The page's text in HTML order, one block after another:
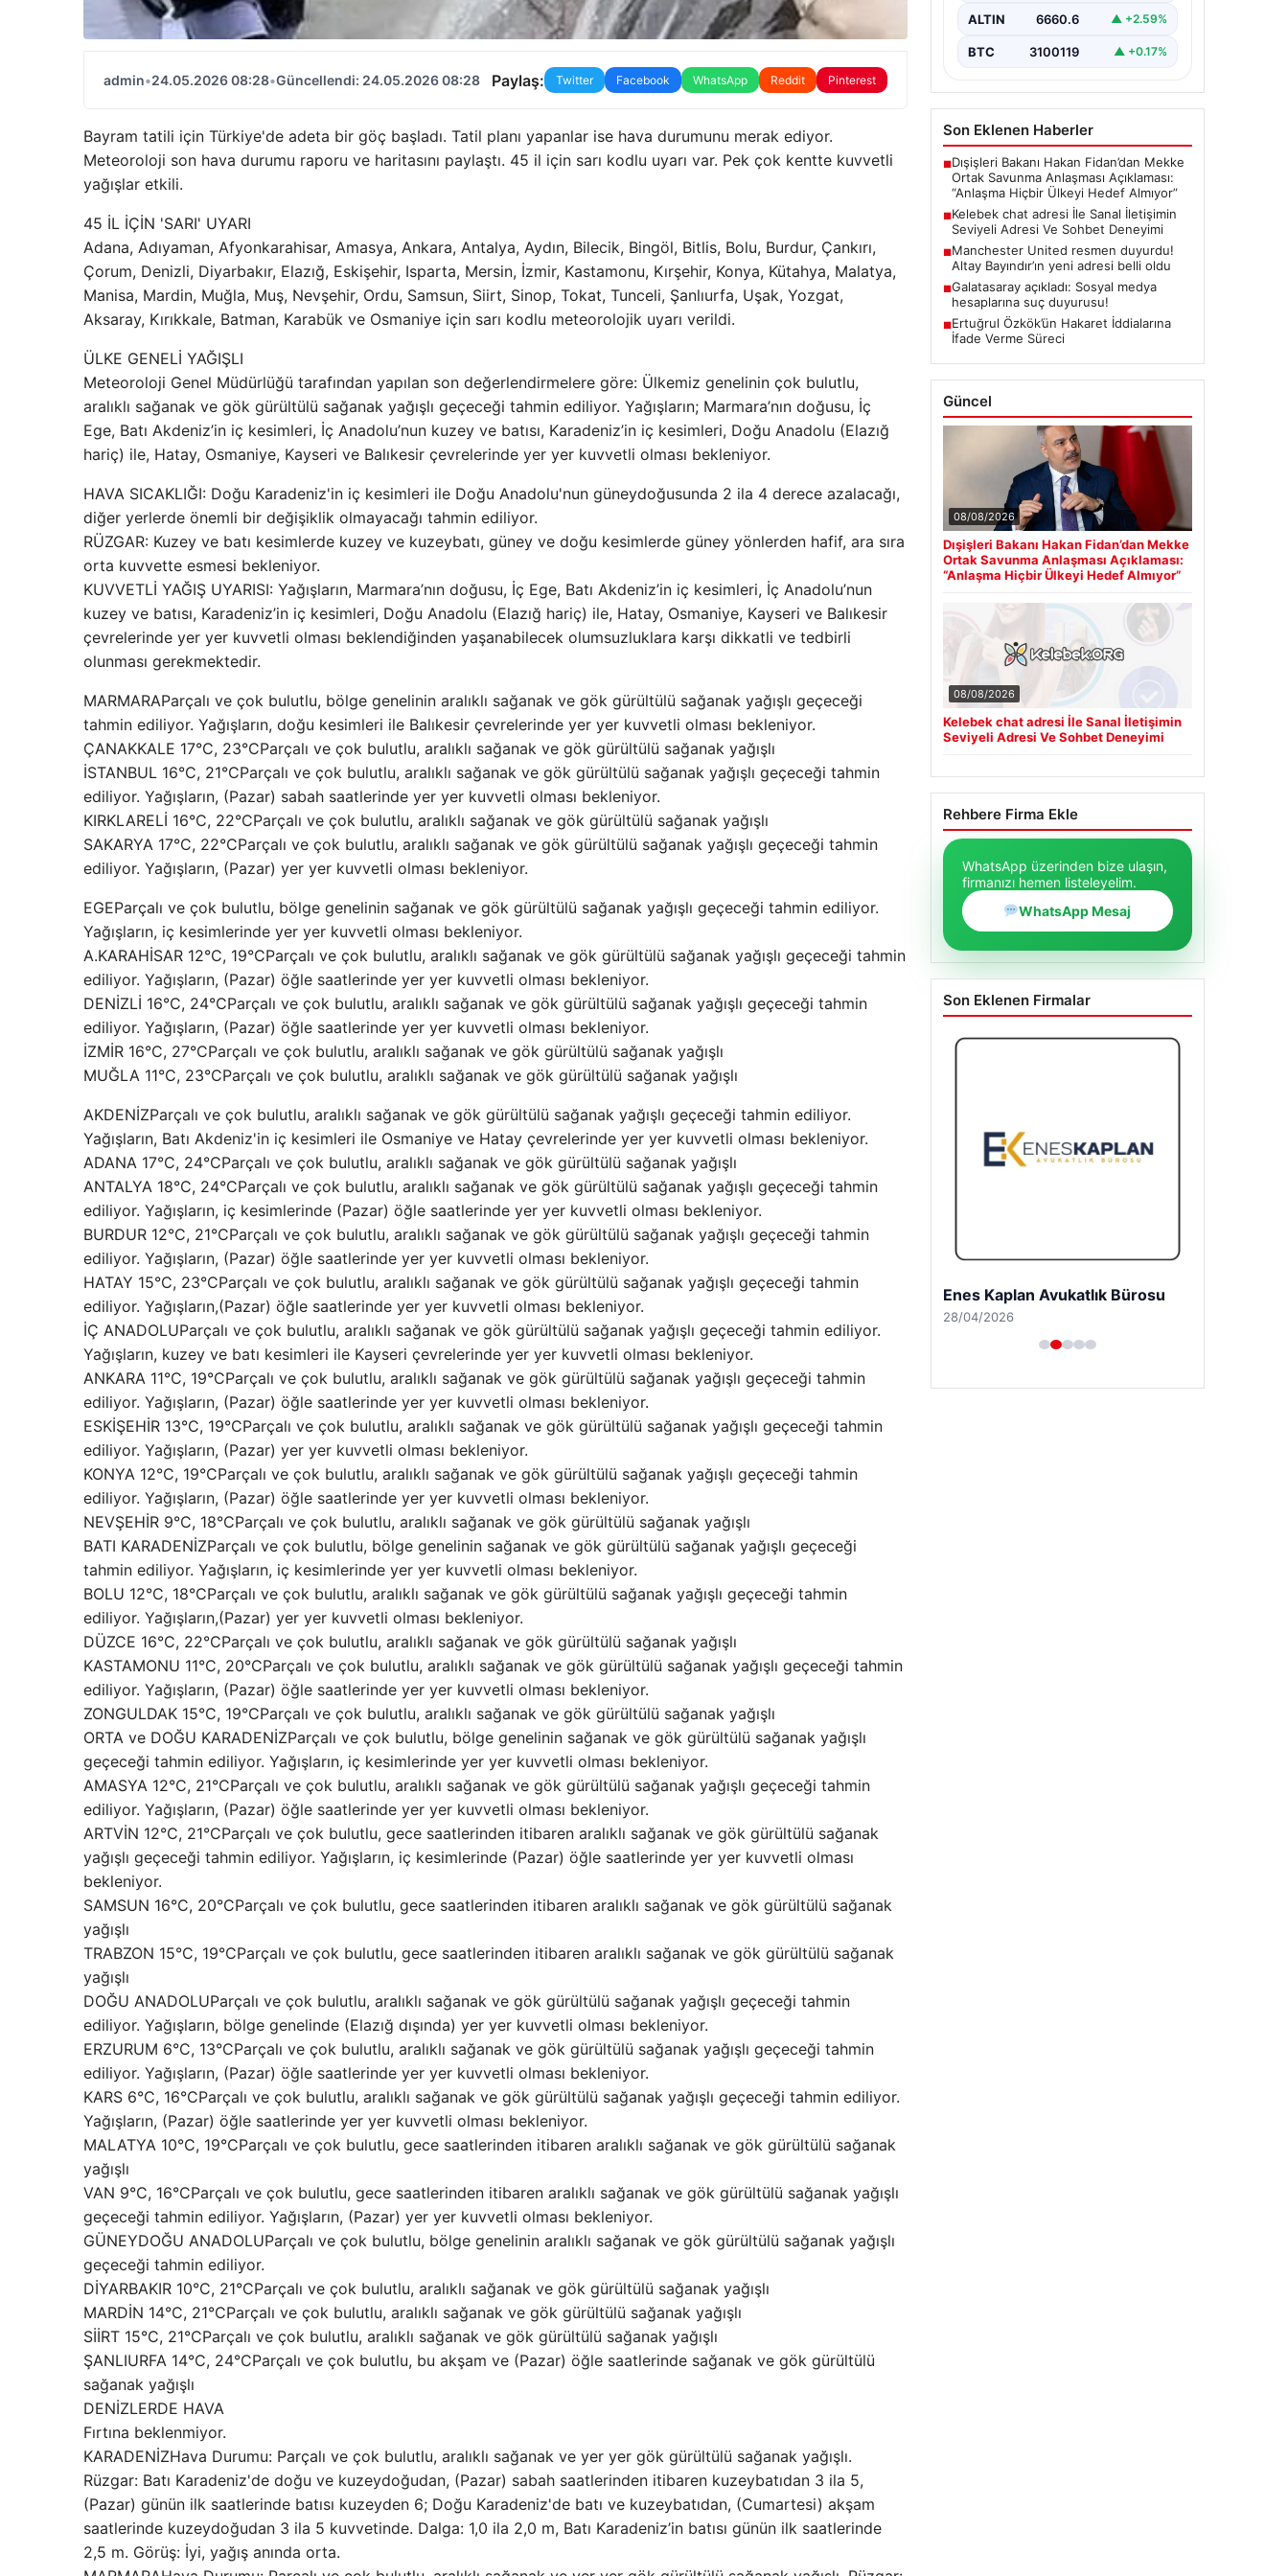
admin•24.05.2026 08:28•Güncellendi: 24.05.2026 08:28 Paylaş: Twitter Facebook WhatsApp Reddit Pinterest
Bayram tatili için Türkiye'de adeta bir göç başladı. Tatil planı yapanlar ise hava durumunu merak ediyor.
Meteoroloji son hava durumu raporu ve haritasını paylaştı. 45 il için sarı kodlu uyarı var. Pek çok kentte kuvvetli
yağışlar etkili.
45 İL İÇİN 'SARI' UYARI
Adana, Adıyaman, Afyonkarahisar, Amasya, Ankara, Antalya, Aydın, Bilecik, Bingöl, Bitlis, Bolu, Burdur, Çankırı,
Çorum, Denizli, Diyarbakır, Elazığ, Eskişehir, Isparta, Mersin, İzmir, Kastamonu, Kırşehir, Konya, Kütahya, Malatya,
Manisa, Mardin, Muğla, Muş, Nevşehir, Ordu, Samsun, Siirt, Sinop, Tokat, Tunceli, Şanlıurfa, Uşak, Yozgat,
Aksaray, Kırıkkale, Batman, Karabük ve Osmaniye için sarı kodlu meteorolojik uyarı verildi.
ÜLKE GENELİ YAĞIŞLI
Meteoroloji Genel Müdürlüğü tarafından yapılan son değerlendirmelere göre: Ülkemiz genelinin çok bulutlu,
aralıklı sağanak ve gök gürültülü sağanak yağışlı geçeceği tahmin ediliyor. Yağışların; Marmara’nın doğusu, İç
Ege, Batı Akdeniz’in iç kesimleri, İç Anadolu’nun kuzey ve batısı, Karadeniz’in iç kesimleri, Doğu Anadolu (Elazığ
hariç) ile, Hatay, Osmaniye, Kayseri ve Balıkesir çevrelerinde yer yer kuvvetli olması bekleniyor.
HAVA SICAKLIĞI: Doğu Karadeniz'in iç kesimleri ile Doğu Anadolu'nun güneydoğusunda 2 ila 4 derece azalacağı,
diğer yerlerde önemli bir değişiklik olmayacağı tahmin ediliyor.
RÜZGAR: Kuzey ve batı kesimlerde kuzey ve kuzeybatı, güney ve doğu kesimlerde güney yönlerden hafif, ara sıra
orta kuvvette esmesi bekleniyor.
KUVVETLİ YAĞIŞ UYARISI: Yağışların, Marmara’nın doğusu, İç Ege, Batı Akdeniz’in iç kesimleri, İç Anadolu’nun
kuzey ve batısı, Karadeniz’in iç kesimleri, Doğu Anadolu (Elazığ hariç) ile, Hatay, Osmaniye, Kayseri ve Balıkesir
çevrelerinde yer yer kuvvetli olması beklendiğinden yaşanabilecek olumsuzluklara karşı dikkatli ve tedbirli
olunması gerekmektedir.
MARMARAParçalı ve çok bulutlu, bölge genelinin aralıklı sağanak ve gök gürültülü sağanak yağışlı geçeceği
tahmin ediliyor. Yağışların, doğu kesimleri ile Balıkesir çevrelerinde yer yer kuvvetli olması bekleniyor.
ÇANAKKALE 17°C, 23°CParçalı ve çok bulutlu, aralıklı sağanak ve gök gürültülü sağanak yağışlı
İSTANBUL 16°C, 21°CParçalı ve çok bulutlu, aralıklı sağanak ve gök gürültülü sağanak yağışlı geçeceği tahmin
ediliyor. Yağışların, (Pazar) sabah saatlerinde yer yer kuvvetli olması bekleniyor.
KIRKLARELİ 16°C, 22°CParçalı ve çok bulutlu, aralıklı sağanak ve gök gürültülü sağanak yağışlı
SAKARYA 17°C, 22°CParçalı ve çok bulutlu, aralıklı sağanak ve gök gürültülü sağanak yağışlı geçeceği tahmin
ediliyor. Yağışların, (Pazar) yer yer kuvvetli olması bekleniyor.
EGEParçalı ve çok bulutlu, bölge genelinin sağanak ve gök gürültülü sağanak yağışlı geçeceği tahmin ediliyor.
Yağışların, iç kesimlerinde yer yer kuvvetli olması bekleniyor.
A.KARAHİSAR 12°C, 19°CParçalı ve çok bulutlu, aralıklı sağanak ve gök gürültülü sağanak yağışlı geçeceği tahmin
ediliyor. Yağışların, (Pazar) öğle saatlerinde yer yer kuvvetli olması bekleniyor.
DENİZLİ 16°C, 24°CParçalı ve çok bulutlu, aralıklı sağanak ve gök gürültülü sağanak yağışlı geçeceği tahmin
ediliyor. Yağışların, (Pazar) öğle saatlerinde yer yer kuvvetli olması bekleniyor.
İZMİR 16°C, 27°CParçalı ve çok bulutlu, aralıklı sağanak ve gök gürültülü sağanak yağışlı
MUĞLA 11°C, 23°CParçalı ve çok bulutlu, aralıklı sağanak ve gök gürültülü sağanak yağışlı
AKDENİZParçalı ve çok bulutlu, aralıklı sağanak ve gök gürültülü sağanak yağışlı geçeceği tahmin ediliyor.
Yağışların, Batı Akdeniz'in iç kesimleri ile Osmaniye ve Hatay çevrelerinde yer yer kuvvetli olması bekleniyor.
ADANA 17°C, 24°CParçalı ve çok bulutlu, aralıklı sağanak ve gök gürültülü sağanak yağışlı
ANTALYA 18°C, 24°CParçalı ve çok bulutlu, aralıklı sağanak ve gök gürültülü sağanak yağışlı geçeceği tahmin
ediliyor. Yağışların, iç kesimlerinde (Pazar) öğle saatlerinde yer yer kuvvetli olması bekleniyor.
BURDUR 12°C, 21°CParçalı ve çok bulutlu, aralıklı sağanak ve gök gürültülü sağanak yağışlı geçeceği tahmin
ediliyor. Yağışların, (Pazar) öğle saatlerinde yer yer kuvvetli olması bekleniyor.
HATAY 15°C, 23°CParçalı ve çok bulutlu, aralıklı sağanak ve gök gürültülü sağanak yağışlı geçeceği tahmin
ediliyor. Yağışların,(Pazar) öğle saatlerinde yer yer kuvvetli olması bekleniyor.
İÇ ANADOLUParçalı ve çok bulutlu, aralıklı sağanak ve gök gürültülü sağanak yağışlı geçeceği tahmin ediliyor.
Yağışların, kuzey ve batı kesimleri ile Kayseri çevrelerinde yer yer kuvvetli olması bekleniyor.
ANKARA 11°C, 19°CParçalı ve çok bulutlu, aralıklı sağanak ve gök gürültülü sağanak yağışlı geçeceği tahmin
ediliyor. Yağışların, (Pazar) öğle saatlerinde yer yer kuvvetli olması bekleniyor.
ESKİŞEHİR 13°C, 19°CParçalı ve çok bulutlu, aralıklı sağanak ve gök gürültülü sağanak yağışlı geçeceği tahmin
ediliyor. Yağışların, (Pazar) yer yer kuvvetli olması bekleniyor.
KONYA 12°C, 19°CParçalı ve çok bulutlu, aralıklı sağanak ve gök gürültülü sağanak yağışlı geçeceği tahmin
ediliyor. Yağışların, (Pazar) öğle saatlerinde yer yer kuvvetli olması bekleniyor.
NEVŞEHİR 9°C, 18°CParçalı ve çok bulutlu, aralıklı sağanak ve gök gürültülü sağanak yağışlı
BATI KARADENİZParçalı ve çok bulutlu, bölge genelinin sağanak ve gök gürültülü sağanak yağışlı geçeceği
tahmin ediliyor. Yağışların, iç kesimlerinde yer yer kuvvetli olması bekleniyor.
BOLU 12°C, 18°CParçalı ve çok bulutlu, aralıklı sağanak ve gök gürültülü sağanak yağışlı geçeceği tahmin
ediliyor. Yağışların,(Pazar) yer yer kuvvetli olması bekleniyor.
DÜZCE 16°C, 22°CParçalı ve çok bulutlu, aralıklı sağanak ve gök gürültülü sağanak yağışlı
KASTAMONU 11°C, 20°CParçalı ve çok bulutlu, aralıklı sağanak ve gök gürültülü sağanak yağışlı geçeceği tahmin
ediliyor. Yağışların, (Pazar) öğle saatlerinde yer yer kuvvetli olması bekleniyor.
ZONGULDAK 15°C, 19°CParçalı ve çok bulutlu, aralıklı sağanak ve gök gürültülü sağanak yağışlı
ORTA ve DOĞU KARADENİZParçalı ve çok bulutlu, bölge genelinin sağanak ve gök gürültülü sağanak yağışlı
geçeceği tahmin ediliyor. Yağışların, iç kesimlerinde yer yer kuvvetli olması bekleniyor.
AMASYA 12°C, 21°CParçalı ve çok bulutlu, aralıklı sağanak ve gök gürültülü sağanak yağışlı geçeceği tahmin
ediliyor. Yağışların, (Pazar) öğle saatlerinde yer yer kuvvetli olması bekleniyor.
ARTVİN 12°C, 21°CParçalı ve çok bulutlu, gece saatlerinden itibaren aralıklı sağanak ve gök gürültülü sağanak
yağışlı geçeceği tahmin ediliyor. Yağışların, iç kesimlerinde (Pazar) öğle saatlerinde yer yer kuvvetli olması
bekleniyor.
SAMSUN 16°C, 20°CParçalı ve çok bulutlu, gece saatlerinden itibaren aralıklı sağanak ve gök gürültülü sağanak
yağışlı
TRABZON 15°C, 19°CParçalı ve çok bulutlu, gece saatlerinden itibaren aralıklı sağanak ve gök gürültülü sağanak
yağışlı
DOĞU ANADOLUParçalı ve çok bulutlu, aralıklı sağanak ve gök gürültülü sağanak yağışlı geçeceği tahmin
ediliyor. Yağışların, bölge genelinde (Elazığ dışında) yer yer kuvvetli olması bekleniyor.
ERZURUM 6°C, 13°CParçalı ve çok bulutlu, aralıklı sağanak ve gök gürültülü sağanak yağışlı geçeceği tahmin
ediliyor. Yağışların, (Pazar) öğle saatlerinde yer yer kuvvetli olması bekleniyor.
KARS 6°C, 16°CParçalı ve çok bulutlu, aralıklı sağanak ve gök gürültülü sağanak yağışlı geçeceği tahmin ediliyor.
Yağışların, (Pazar) öğle saatlerinde yer yer kuvvetli olması bekleniyor.
MALATYA 10°C, 19°CParçalı ve çok bulutlu, gece saatlerinden itibaren aralıklı sağanak ve gök gürültülü sağanak
yağışlı
VAN 9°C, 16°CParçalı ve çok bulutlu, gece saatlerinden itibaren aralıklı sağanak ve gök gürültülü sağanak yağışlı
geçeceği tahmin ediliyor. Yağışların, (Pazar) yer yer kuvvetli olması bekleniyor.
GÜNEYDOĞU ANADOLUParçalı ve çok bulutlu, bölge genelinin aralıklı sağanak ve gök gürültülü sağanak yağışlı
geçeceği tahmin ediliyor.
DİYARBAKIR 10°C, 21°CParçalı ve çok bulutlu, aralıklı sağanak ve gök gürültülü sağanak yağışlı
MARDİN 14°C, 21°CParçalı ve çok bulutlu, aralıklı sağanak ve gök gürültülü sağanak yağışlı
SİİRT 15°C, 21°CParçalı ve çok bulutlu, aralıklı sağanak ve gök gürültülü sağanak yağışlı
ŞANLIURFA 14°C, 24°CParçalı ve çok bulutlu, bu akşam ve (Pazar) öğle saatlerinde sağanak ve gök gürültülü
sağanak yağışlı
DENİZLERDE HAVA
Fırtına beklenmiyor.
KARADENİZHava Durumu: Parçalı ve çok bulutlu, aralıklı sağanak ve yer yer gök gürültülü sağanak yağışlı.
Rüzgar: Batı Karadeniz'de doğu ve kuzeydoğudan, (Pazar) sabah saatlerinden itibaren kuzeybatıdan 3 ila 5,
(Pazar) günün ilk saatlerinde batısı kuzeyden 6; Doğu Karadeniz'de batı ve kuzeybatıdan, (Cumartesi) akşam
saatlerinde kuzeydoğudan 3 ila 5 kuvvetinde. Dalga: 1,0 ila 2,0 m, Batı Karadeniz’in batısı günün ilk saatlerinde
2,5 m. Görüş: İyi, yağış anında orta.
Günümüzde birçok…
ALTIN 6660.6 ▲ +2.59%
BTC 3100119 ▲ +0.17%
Son Eklenen Haberler
■Dışişleri Bakanı Hakan Fidan’dan Mekke
Ortak Savunma Anlaşması Açıklaması:
“Anlaşma Hiçbir Ülkeyi Hedef Almıyor”
■Kelebek chat adresi İle Sanal İletişimin
Seviyeli Adresi Ve Sohbet Deneyimi
■Manchester United resmen duyurdu!
Altay Bayındır’ın yeni adresi belli oldu
■Galatasaray açıkladı: Sosyal medya
hesaplarına suç duyurusu!
■Ertuğrul Özkök’ün Hakaret İddialarına
İfade Verme Süreci
Güncel
08/08/2026
Dışişleri Bakanı Hakan Fidan’dan Mekke
Ortak Savunma Anlaşması Açıklaması:
“Anlaşma Hiçbir Ülkeyi Hedef Almıyor”
08/08/2026
Kelebek chat adresi İle Sanal İletişimin
Seviyeli Adresi Ve Sohbet Deneyimi
Rehbere Firma Ekle
WhatsApp üzerinden bize ulaşın,
firmanızı hemen listeleyelim.
WhatsApp Mesaj
Son Eklenen Firmalar
Enes Kaplan Avukatlık Bürosu
28/04/2026